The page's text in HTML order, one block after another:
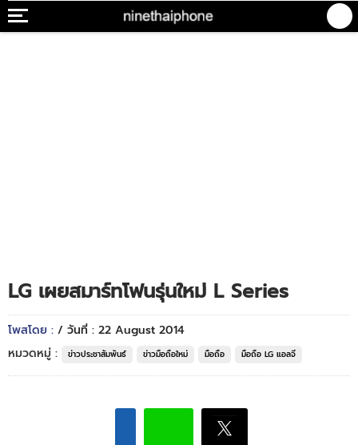
LG เผยสมาร์ทโฟนรุ่นใหม่ L Series
โพสโดย : / วันที่ : 22 August 2014
หมวดหมู่ :
ข่าวประชาสัมพันธ์ ข่าวมือถือใหม่ มือถือ มือถือ LG แอลจี